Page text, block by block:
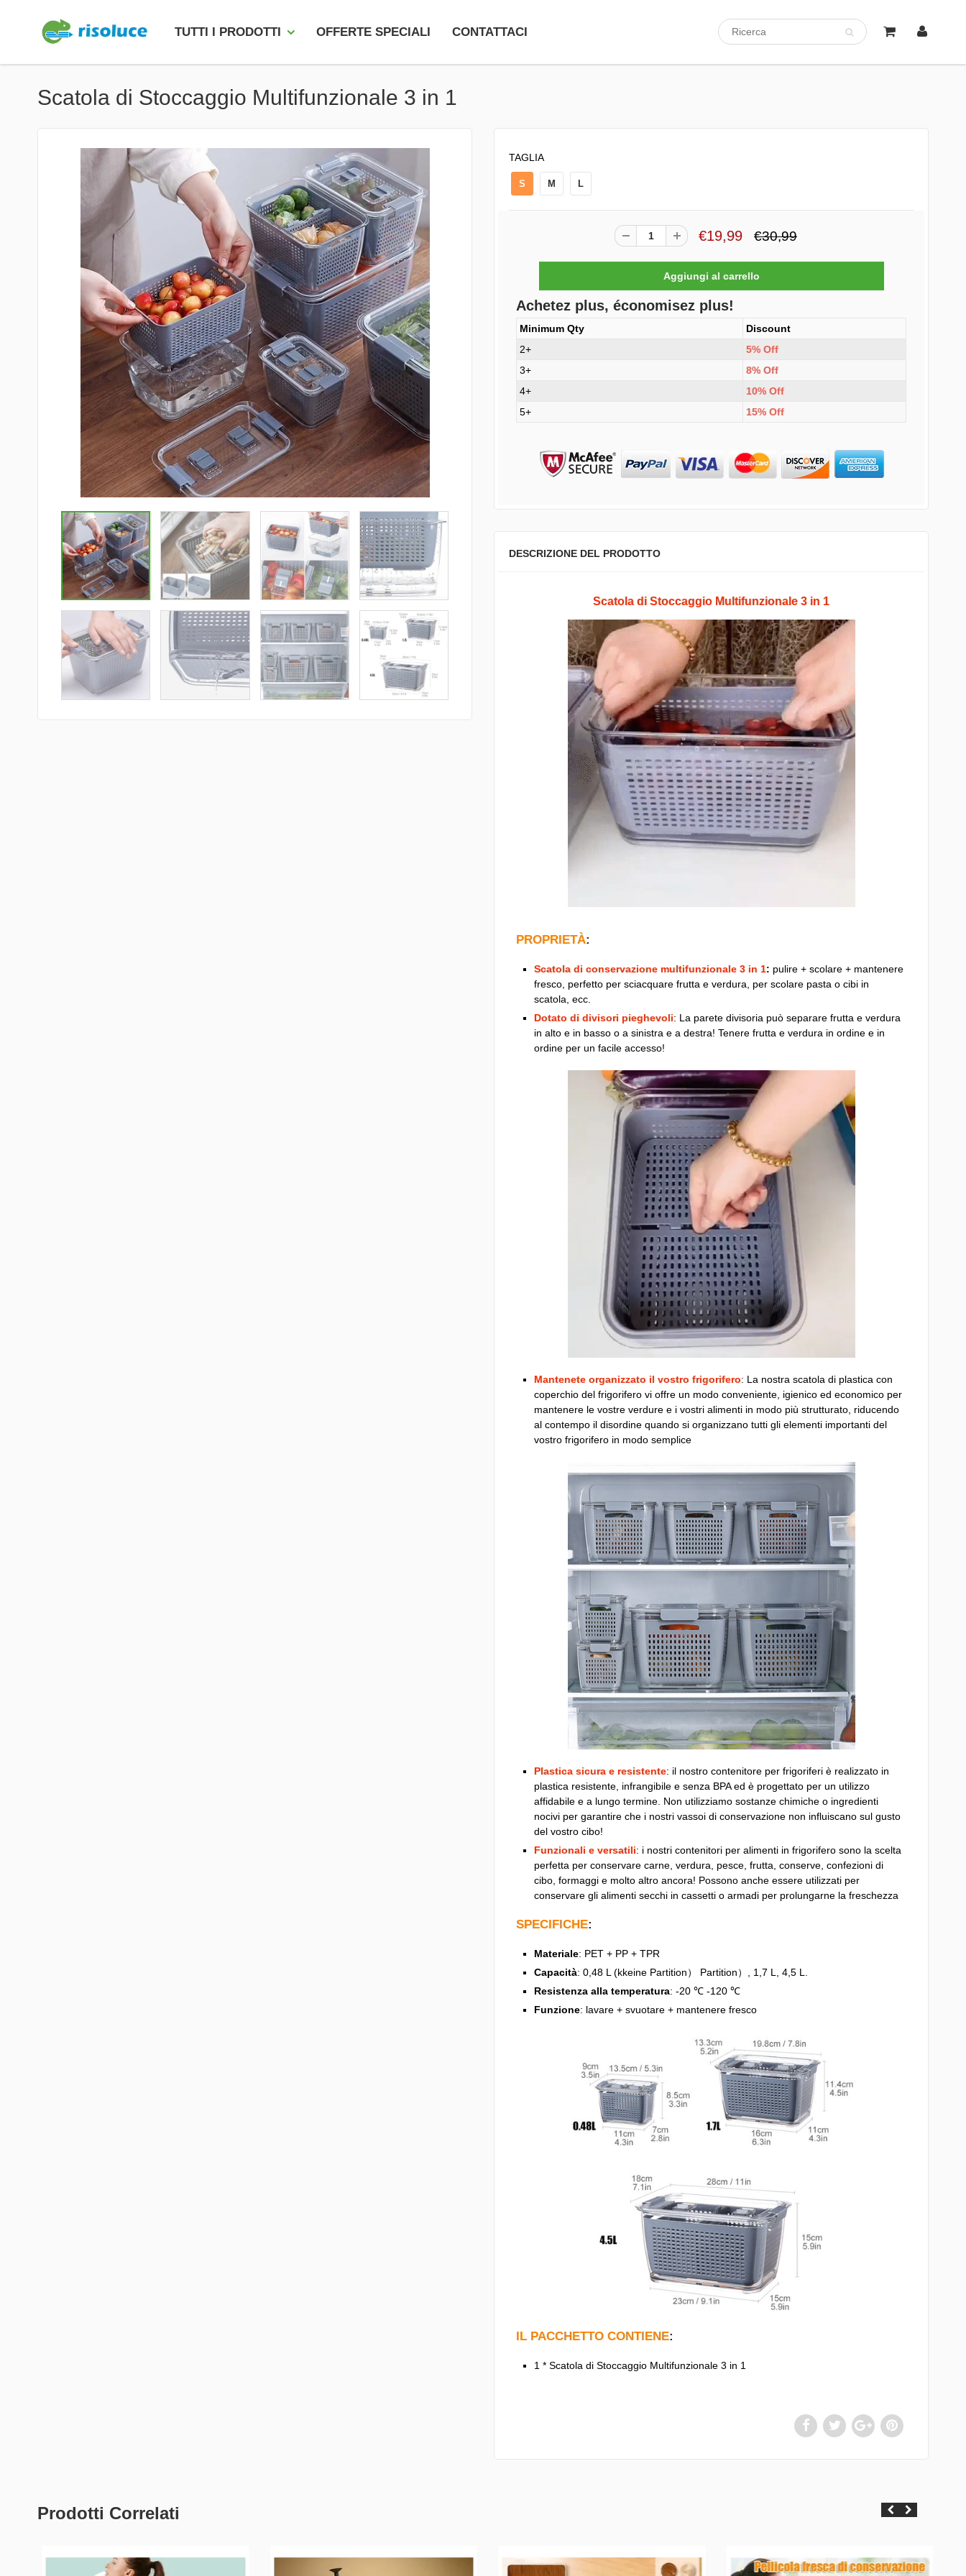
TUTTI I PRODOTTI OFFERTE SPECIALI CONTATTACI
Scatola di Stoccaggio Multifunzionale 3 in 1
TAGLIA
S M L
€19,99 €30,99
Achetez plus, économisez plus!
Minimum Qty
Discount
2+
5% Off
3+
8% Off
4+
10% Off
5+
15% Off
DESCRIZIONE DEL PRODOTTO
Scatola di Stoccaggio Multifunzionale 3 in 1
PROPRIETÀ:
Scatola di conservazione multifunzionale 3 in 1: pulire + scolare + mantenere
fresco, perfetto per sciacquare frutta e verdura, per scolare pasta o cibi in
scatola, ecc.
Dotato di divisori pieghevoli: La parete divisoria può separare frutta e verdura
in alto e in basso o a sinistra e a destra! Tenere frutta e verdura in ordine e in
ordine per un facile accesso!
Mantenete organizzato il vostro frigorifero: La nostra scatola di plastica con
coperchio del frigorifero vi offre un modo conveniente, igienico ed economico per
mantenere le vostre verdure e i vostri alimenti in modo più strutturato, riducendo
al contempo il disordine quando si organizzano tutti gli elementi importanti del
vostro frigorifero in modo semplice
Plastica sicura e resistente: il nostro contenitore per frigoriferi è realizzato in
plastica resistente, infrangibile e senza BPA ed è progettato per un utilizzo
affidabile e a lungo termine. Non utilizziamo sostanze chimiche o ingredienti
nocivi per garantire che i nostri vassoi di conservazione non influiscano sul gusto
del vostro cibo!
Funzionali e versatili: i nostri contenitori per alimenti in frigorifero sono la scelta
perfetta per conservare carne, verdura, pesce, frutta, conserve, confezioni di
cibo, formaggi e molto altro ancora! Possono anche essere utilizzati per
conservare gli alimenti secchi in cassetti o armadi per prolungarne la freschezza
SPECIFICHE:
Materiale: PET + PP + TPR
Capacità: 0,48 L (kkeine Partition） Partition）, 1,7 L, 4,5 L.
Resistenza alla temperatura: -20 ℃ -120 ℃
Funzione: lavare + svuotare + mantenere fresco
IL PACCHETTO CONTIENE:
1 * Scatola di Stoccaggio Multifunzionale 3 in 1
Prodotti Correlati